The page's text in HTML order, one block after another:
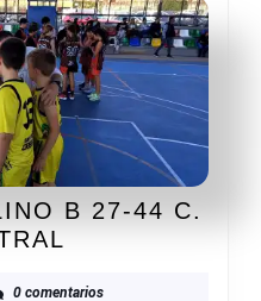
B 27-44 C.
B
0 comentarios